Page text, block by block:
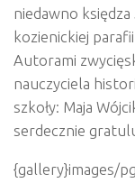
niedawno
kozienickiej
Autorami
nauczyciela
szkoły: Maja
serdecznie
{gallery}images/